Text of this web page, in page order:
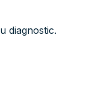
diagnostic.